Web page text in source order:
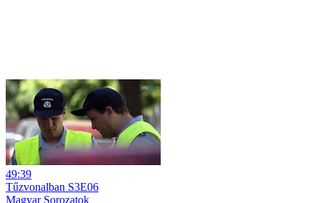
49:39
Tűzvonalban S3E06
Magyar Sorozatok